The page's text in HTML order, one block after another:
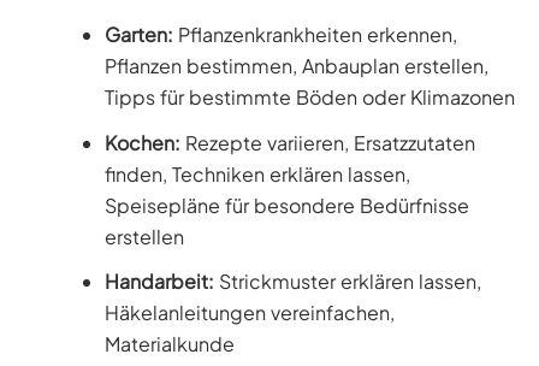
Garten: Pflanzenkrankheiten erkennen,
Pflanzen bestimmen, Anbauplan erstellen,
Tipps für bestimmte Böden oder Klimazonen
Kochen: Rezepte variieren, Ersatzzutaten
finden, Techniken erklären lassen,
Speisepläne für besondere Bedürfnisse
erstellen
Handarbeit: Strickmuster erklären lassen,
Häkelanleitungen vereinfachen,
Materialkunde